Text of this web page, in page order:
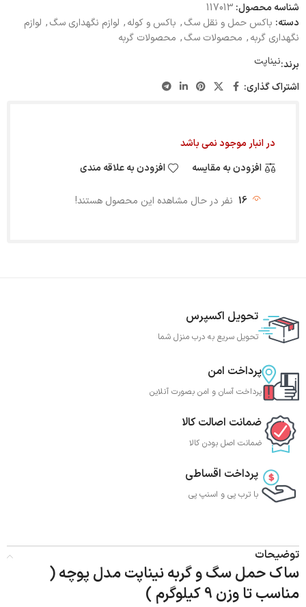
شناسه محصول: 117013
دسته: باکس حمل و نقل سگ, باکس و کوله, لوازم نگهداری سگ, لوازم
نگهداری گربه, محصولات سگ, محصولات گربه
برند:نیناپت
اشتراک گذاری:
در انبار موجود نمی باشد
افزودن به مقایسه
افزودن به علاقه مندی
16 نفر در حال مشاهده این محصول هستند!
تحویل اکسپرس
تحویل سریع به درب منزل شما
پرداخت امن
پرداخت آسان و امن بصورت آنلاین
ضمانت اصالت کالا
ضمانت اصل بودن کالا
پرداخت اقساطی
با ترب‌ پی و اسنپ پی
توضیحات
ساک حمل سگ و گربه نیناپت مدل پوچه (
مناسب تا وزن 9 کیلوگرم )